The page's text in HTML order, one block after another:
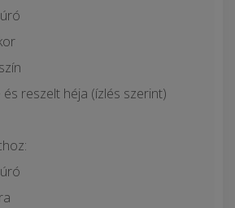
és reszelt héja (ízlés szerint)